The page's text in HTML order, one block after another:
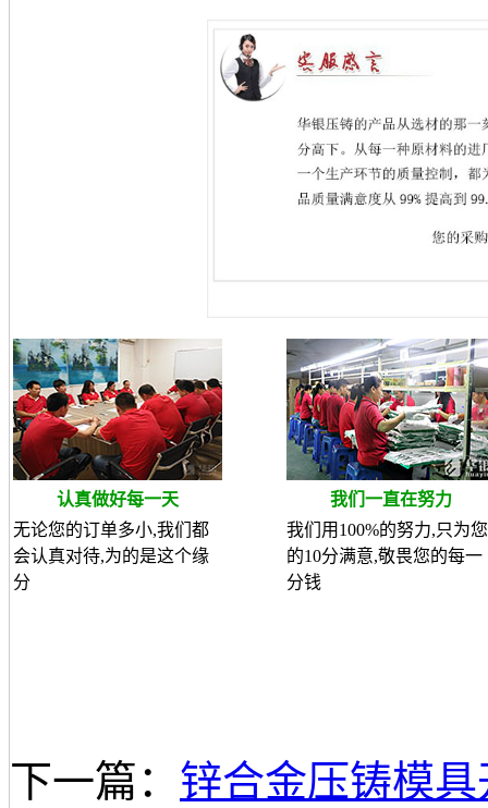
认真做好每一天
我们一直在努力
无论您的订单多小,我们都
会认真对待,为的是这个缘
分
我们用100%的努力,只为您
的10分满意,敬畏您的每一
分钱
下一篇： 锌合金压铸模